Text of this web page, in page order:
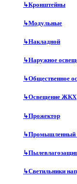
↳Кронштейны
↳Модульные
↳Накладной
↳Наружное
↳Общественное
↳Освещение ЖКХ
↳Прожектор
↳Промышленный
↳
↳Светильники